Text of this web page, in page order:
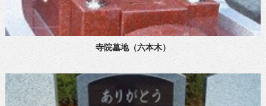
寺院墓地（六本木）